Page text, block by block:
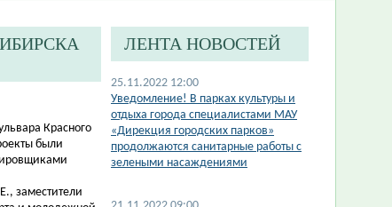
Красного
были
заместители
ЛЕНТА НОВОСТЕЙ
25.11.2022 12:00
​Уведомление! В парках культуры и
отдыха города специалистами МАУ
«Дирекция городских парков»
продолжаются санитарные работы с
зелеными насаждениями